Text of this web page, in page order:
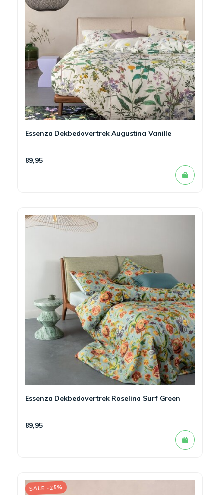
Essenza Dekbedovertrek Augustina Vanille
89,95
Essenza Dekbedovertrek Roselina Surf Green
89,95
SALE -25%